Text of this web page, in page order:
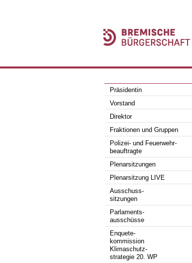
Präsidentin
Vorstand
Direktor
Fraktionen und Gruppen
Polizei- und Feuerwehr-
beauftragte
Plenarsitzungen
Plenarsitzung LIVE
Ausschuss-
sitzungen
Parlaments-
ausschüsse
Enquete-
kommission
Klimaschutz-
strategie 20. WP